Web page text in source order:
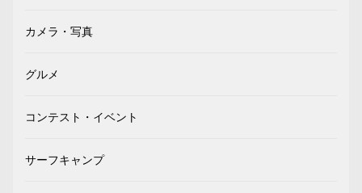
カメラ・写真
グルメ
コンテスト・イベント
サーフキャンプ